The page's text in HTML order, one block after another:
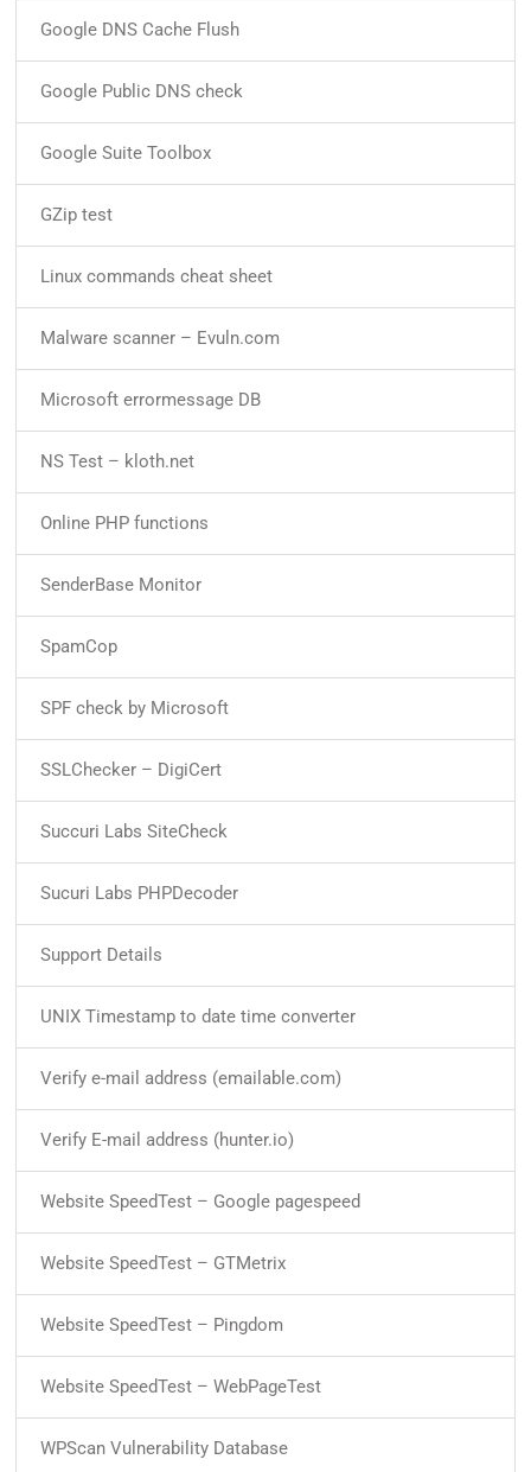
Google DNS Cache Flush
Google Public DNS check
Google Suite Toolbox
GZip test
Linux commands cheat sheet
Malware scanner – Evuln.com
Microsoft errormessage DB
NS Test – kloth.net
Online PHP functions
SenderBase Monitor
SpamCop
SPF check by Microsoft
SSLChecker – DigiCert
Succuri Labs SiteCheck
Sucuri Labs PHPDecoder
Support Details
UNIX Timestamp to date time converter
Verify e-mail address (emailable.com)
Verify E-mail address (hunter.io)
Website SpeedTest – Google pagespeed
Website SpeedTest – GTMetrix
Website SpeedTest – Pingdom
Website SpeedTest – WebPageTest
WPScan Vulnerability Database